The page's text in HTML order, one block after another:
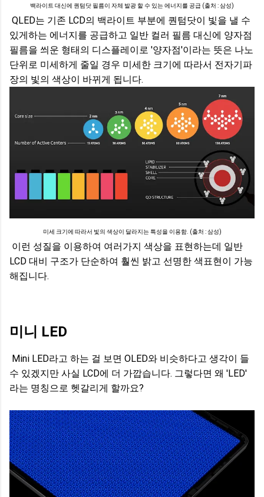
백라이트 대신에 퀀텀닷 필름이 자체 발광 할 수 있는 에너지를 공급 (출처 : 삼성)
QLED는 기존 LCD의 백라이트 부분에 퀀텀닷이 빛을 낼 수
있게하는 에너지를 공급하고 일반 컬러 필름 대신에 양자점
필름을 씌운 형태의 디스플레이로 '양자점'이라는 뜻은 나노
단위로 미세하게 줄일 경우 미세한 크기에 따라서 전자기파
장의 빛의 색상이 바뀌게 됩니다.
미세 크기에 따라서 빛의 색상이 달라지는 특성을 이용함. (출처 : 삼성)
이런 성질을 이용하여 여러가지 색상을 표현하는데 일반
LCD 대비 구조가 단순하여 훨씬 밝고 선명한 색표현이 가능
해집니다.
미니 LED
Mini LED라고 하는 걸 보면 OLED와 비슷하다고 생각이 들
수 있겠지만 사실 LCD에 더 가깝습니다. 그렇다면 왜 'LED'
라는 명칭으로 헷갈리게 할까요?